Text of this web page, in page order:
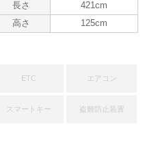
長さ
421cm
高さ 125cm
ETC エアコン
スマートキー 盗難防止装置